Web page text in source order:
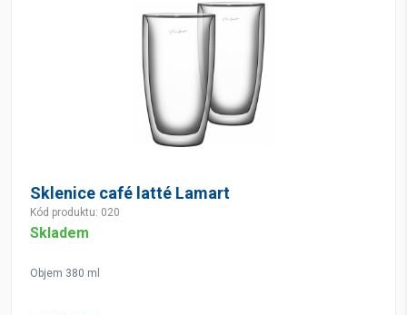
Sklenice café latté Lamart
Kód produktu: 020
Skladem
Objem 380 ml